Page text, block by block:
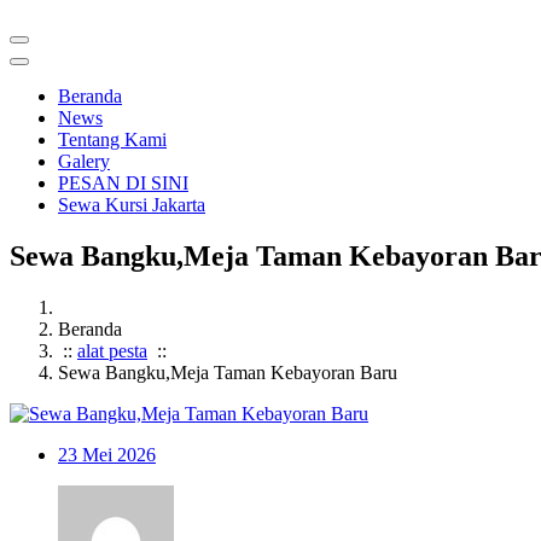
Beranda
News
Tentang Kami
Galery
PESAN DI SINI
Sewa Kursi Jakarta
Sewa Bangku,Meja Taman Kebayoran
Beranda
:: alat pesta ::
Sewa Bangku,Meja Taman Kebayoran Baru
23 Mei 2026